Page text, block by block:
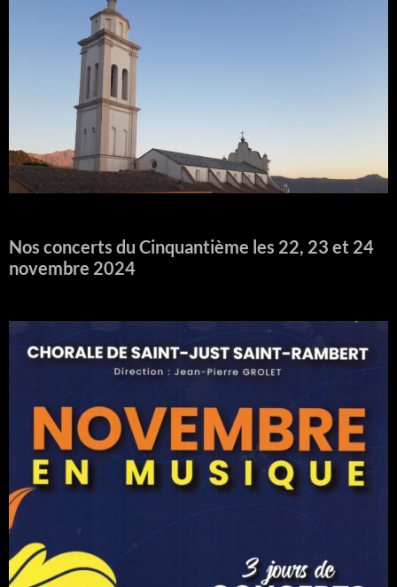
Nos concerts du Cinquantième les 22, 23 et 24
novembre 2024